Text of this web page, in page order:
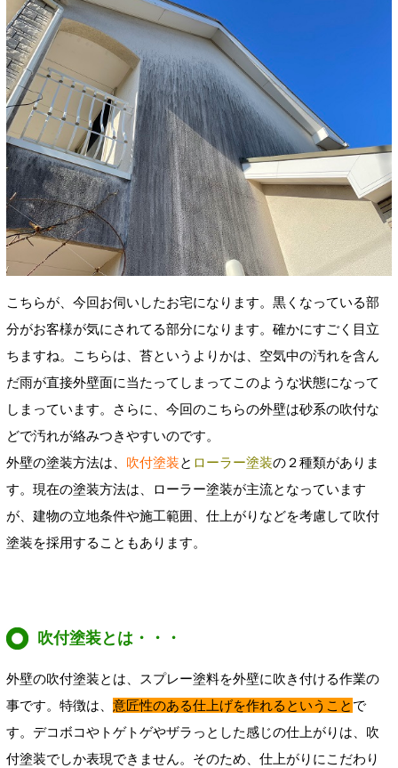
こちらが、今回お伺いしたお宅になります。黒くなっている部
分がお客様が気にされてる部分になります。確かにすごく目立
ちますね。こちらは、苔というよりかは、空気中の汚れを含ん
だ雨が直接外壁面に当たってしまってこのような状態になって
しまっています。さらに、今回のこちらの外壁は砂系の吹付な
どで汚れが絡みつきやすいのです。
外壁の塗装方法は、 吹付塗装と ローラー塗装の２種類がありま
す。現在の塗装方法は、ローラー塗装が主流となっています
が、建物の立地条件や施工範囲、仕上がりなどを考慮して吹付
塗装を採用することもあります。
吹付塗装とは・・・
外壁の吹付塗装とは、スプレー塗料を外壁に吹き付ける作業の
事です。特徴は、 意匠性のある仕上げを作れるということ で
す。 デコボコやトゲトゲやザラっとした感じの仕上がりは、吹
付塗装でしか表現できません。そのため、仕上がりにこだわり